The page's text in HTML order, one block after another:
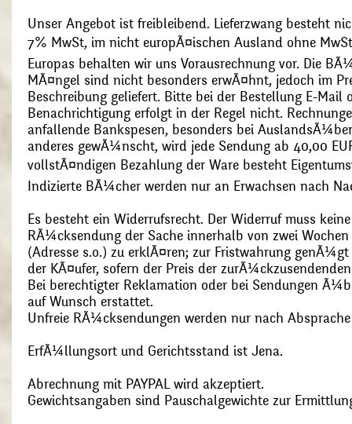
Unser Angebot ist freibleibend. Lieferzwang besteht
7% MwSt, im nicht europÃ¤ischen Ausland ohne
Europas behalten wir uns Vorausrechnung vor. Die
MÃ¤ngel sind nicht besonders erwÃ¤hnt, jedoch im
Beschreibung geliefert. Bitte bei der Bestellung E-Mail
Benachrichtigung erfolgt in der Regel nicht.
anfallende Bankspesen, besonders bei
anderes gewÃ¼nscht, wird jede Sendung ab 40,00
vollstÃ¤ndigen Bezahlung der Ware besteht
Indizierte BÃ¼cher werden nur an Erwachsen nach
Es besteht ein Widerrufsrecht. Der Widerruf muss
RÃ¼cksendung der Sache innerhalb von zwei
(Adresse s.o.) zu erklÃ¤ren; zur Fristwahrung
der KÃ¤ufer, sofern der Preis der
Bei berechtigter Reklamation oder bei Sendungen
auf Wunsch erstattet.
Unfreie RÃ¼cksendungen werden nur nach
ErfÃ¼llungsort und Gerichtsstand ist Jena.
Abrechnung mit PAYPAL wird akzeptiert.
Gewichtsangaben sind Pauschalgewichte zur